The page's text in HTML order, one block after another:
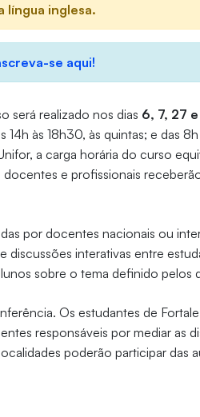
língua inglesa.
se aqui!
será realizado nos dias 6, 7, 27
14h às 18h30, às quintas; e das
a carga horária do curso
e profissionais
por docentes nacionais ou
discussões interativas entre
sobre o tema definido pelos
Os estudantes de
responsáveis por mediar as
poderão participar das